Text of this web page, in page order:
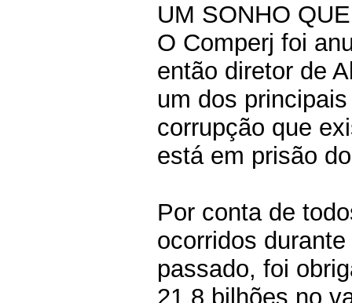
UM SONHO
O Comperj foi
então diretor de
um dos
corrupção que
está em prisão
Por conta de
ocorridos
passado, foi
21,8 bilhões no